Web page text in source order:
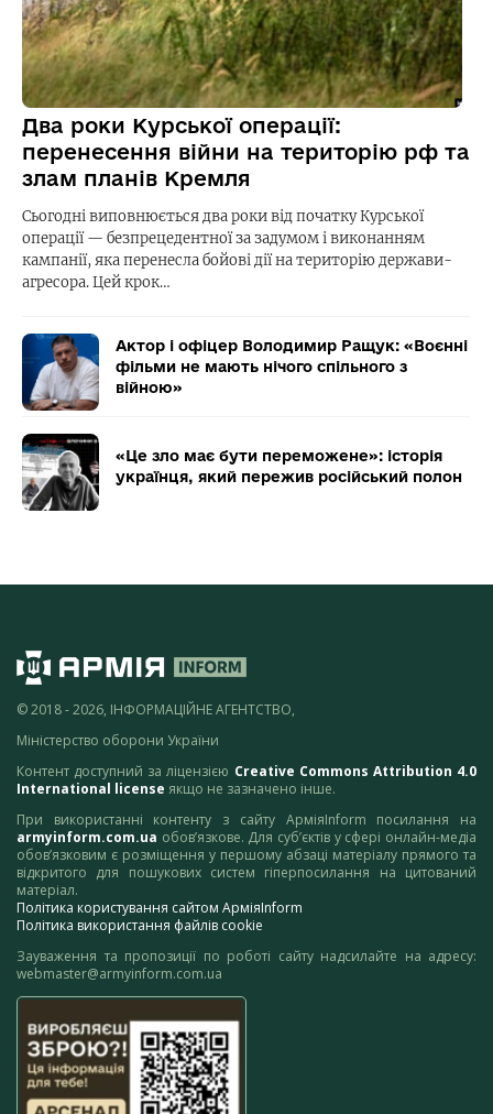
Два роки Курської операції:
перенесення війни на територію рф та
злам планів Кремля
Сьогодні виповнюється два роки від початку Курської
операції — безпрецедентної за задумом і виконанням
кампанії, яка перенесла бойові дії на територію держави-
агресора. Цей крок…
Актор і офіцер Володимир Ращук: «Воєнні
фільми не мають нічого спільного з
війною»
«Це зло має бути переможене»: історія
українця, який пережив російський полон
© 2018 - 2026, ІНФОРМАЦІЙНЕ АГЕНТСТВО,
Міністерство оборони України
Контент доступний за ліцензією Creative Commons Attribution 4.0
International license якщо не зазначено інше.
При використанні контенту з сайту АрміяInform посилання на
armyinform.com.ua обов’язкове. Для суб’єктів у сфері онлайн-медіа
обов’язковим є розміщення у першому абзаці матеріалу прямого та
відкритого для пошукових систем гіперпосилання на цитований
матеріал.
Політика користування сайтом АрміяInform
Політика використання файлів cookie
Зауваження та пропозиції по роботі сайту надсилайте на адресу:
webmaster@armyinform.com.ua